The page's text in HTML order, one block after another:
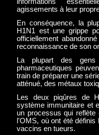
agissements à leur
En conséquence, la
H1N1 est une grippe
officiellement
reconnaissance de son
La plupart des gens
pharmaceutiques
train de préparer une
atténué, des métaux
Les deux piqûres de
système immunitaire et
un processus qui
l'OMS, où ont été
vaccins en tueurs.